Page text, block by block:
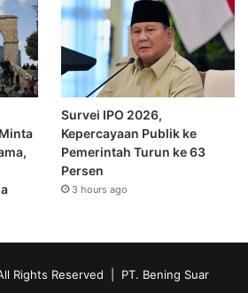
Survei IPO 2026,
Kepercayaan Publik ke
Pemerintah Turun ke 63
Persen
3 hours ago
Rights Reserved | PT. Bening Suar